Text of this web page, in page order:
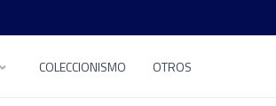
COLECCIONISMO OTROS